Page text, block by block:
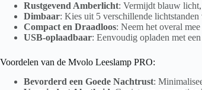
Rustgevend Amberlicht: Vermijdt blauw
Dimbaar: Kies uit 5 verschillende lichtstanden
Compact en Draadloos: Neem het overal
USB-oplaadbaar: Eenvoudig opladen met
Voordelen van de Mvolo Leeslamp PRO:
Bevorderd een Goede Nachtrust: